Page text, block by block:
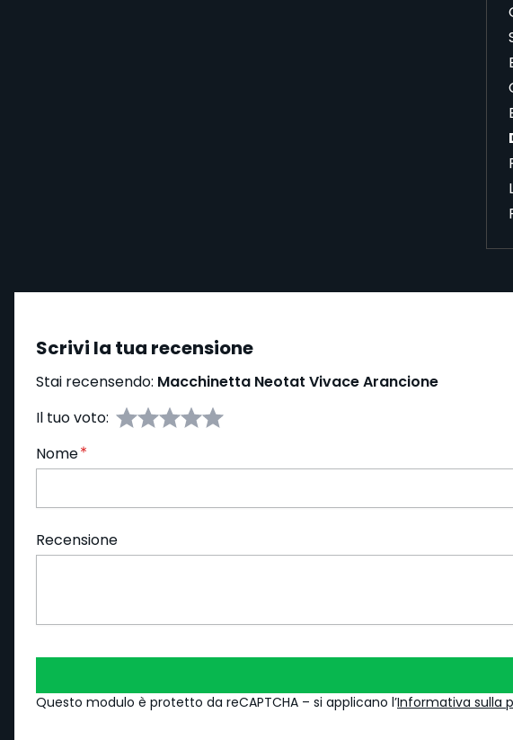
Scrivi la tua recensione
Stai recensendo: Macchinetta Neotat Vivace Arancione
Il tuo voto:
Nome
Recensione
Questo modulo è protetto da reCAPTCHA – si applicano l’Informativa sulla